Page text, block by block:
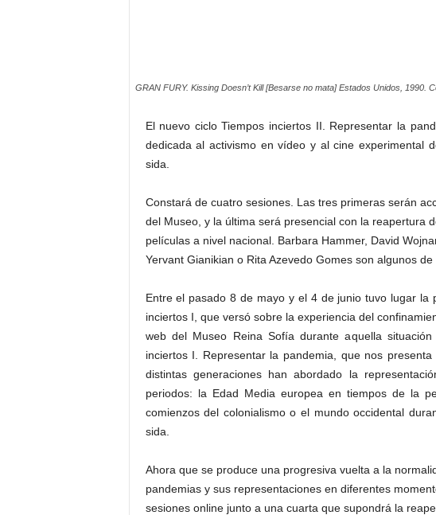
GRAN FURY. Kissing Doesn’t Kill [Besarse no mata] Estados Unidos, 1990.
El nuevo ciclo Tiempos inciertos II. Representar la
dedicada al activismo en vídeo y al cine experimental
sida.
Constará de cuatro sesiones. Las tres primeras serán
del Museo, y la última será presencial con la reapertura
películas a nivel nacional. Barbara Hammer, David
Yervant Gianikian o Rita Azevedo Gomes son algunos
Entre el pasado 8 de mayo y el 4 de junio tuvo lugar la
inciertos I, que versó sobre la experiencia del
web del Museo Reina Sofía durante aquella
inciertos I. Representar la pandemia, que nos
distintas generaciones han abordado la
periodos: la Edad Media europea en tiempos de la
comienzos del colonialismo o el mundo occidental
sida.
Ahora que se produce una progresiva vuelta a la
pandemias y sus representaciones en diferentes
sesiones online junto a una cuarta que supondrá la